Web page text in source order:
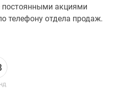
постоянными акциями
телефону отдела продаж.